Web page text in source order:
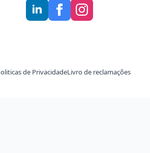
de PrivacidadeLivro de reclamações